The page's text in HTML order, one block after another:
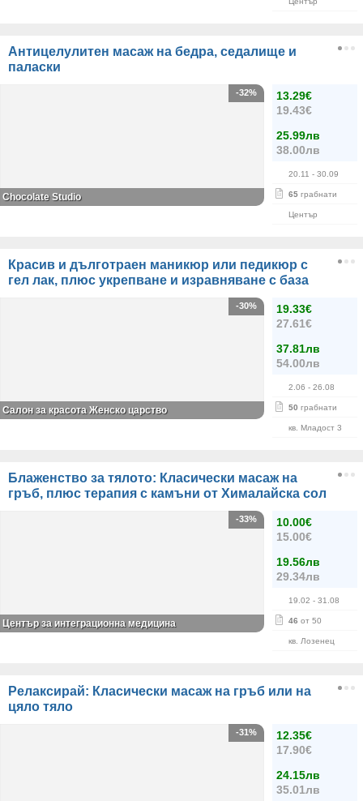
Антицелулитен масаж на бедра, седалище и
паласки
13.29€
19.43€
25.99лв
38.00лв
20.11 - 30.09
65 грабнати
Център
-32%
Chocolate Studio
Красив и дълготраен маникюр или педикюр с
гел лак, плюс укрепване и изравняване с база
19.33€
27.61€
37.81лв
54.00лв
2.06 - 26.08
50 грабнати
кв. Младост 3
-30%
Салон за красота Женско царство
Блаженство за тялото: Класически масаж на
гръб, плюс терапия с камъни от Хималайска сол
10.00€
15.00€
19.56лв
29.34лв
19.02 - 31.08
46 от 50
кв. Лозенец
-33%
Център за интеграционна медицина
Релаксирай: Класически масаж на гръб или на
цяло тяло
12.35€
17.90€
24.15лв
35.01лв
-31%